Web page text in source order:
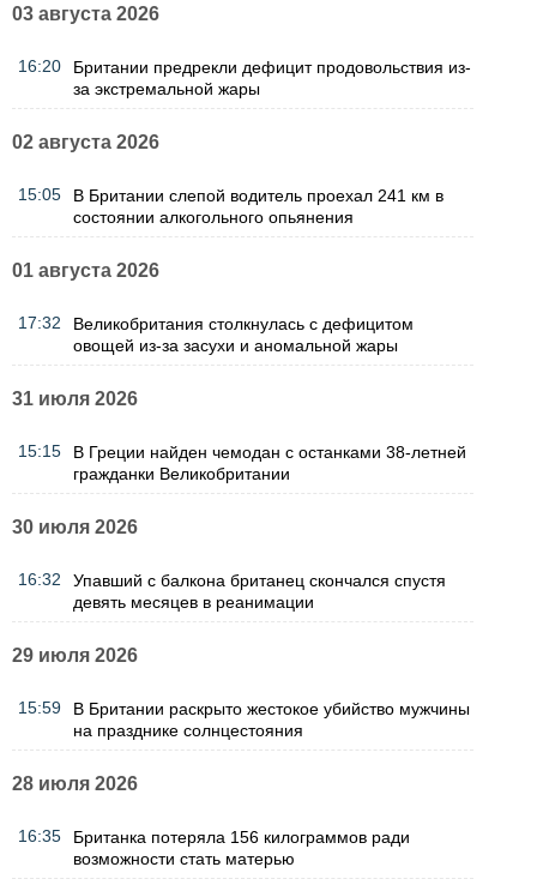
03 августа 2026
16:20
Британии предрекли дефицит продовольствия из-
за экстремальной жары
02 августа 2026
15:05
В Британии слепой водитель проехал 241 км в
состоянии алкогольного опьянения
01 августа 2026
17:32
Великобритания столкнулась с дефицитом
овощей из-за засухи и аномальной жары
31 июля 2026
15:15
В Греции найден чемодан с останками 38-летней
гражданки Великобритании
30 июля 2026
16:32
Упавший с балкона британец скончался спустя
девять месяцев в реанимации
29 июля 2026
15:59
В Британии раскрыто жестокое убийство мужчины
на празднике солнцестояния
28 июля 2026
16:35
Британка потеряла 156 килограммов ради
возможности стать матерью